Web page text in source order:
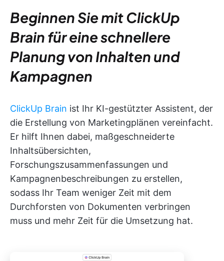
Beginnen Sie mit ClickUp
Brain für eine schnellere
Planung von Inhalten und
Kampagnen
ClickUp Brain ist Ihr KI-gestützter Assistent, der
die Erstellung von Marketingplänen vereinfacht.
Er hilft Ihnen dabei, maßgeschneiderte
Inhaltsübersichten,
Forschungszusammenfassungen und
Kampagnenbeschreibungen zu erstellen,
sodass Ihr Team weniger Zeit mit dem
Durchforsten von Dokumenten verbringen
muss und mehr Zeit für die Umsetzung hat.